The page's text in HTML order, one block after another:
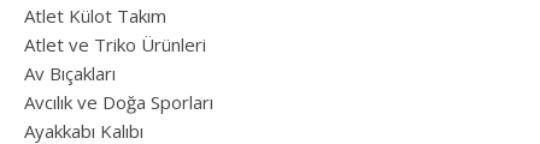
Atlet Külot Takım
Atlet ve Triko Ürünleri
Av Bıçakları
Avcılık ve Doğa Sporları
Ayakkabı Kalıbı